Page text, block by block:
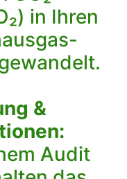
in Ihren
&
Audit